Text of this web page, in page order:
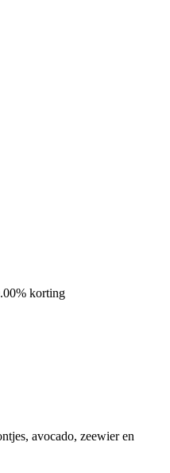
korting
avocado, zeewier en